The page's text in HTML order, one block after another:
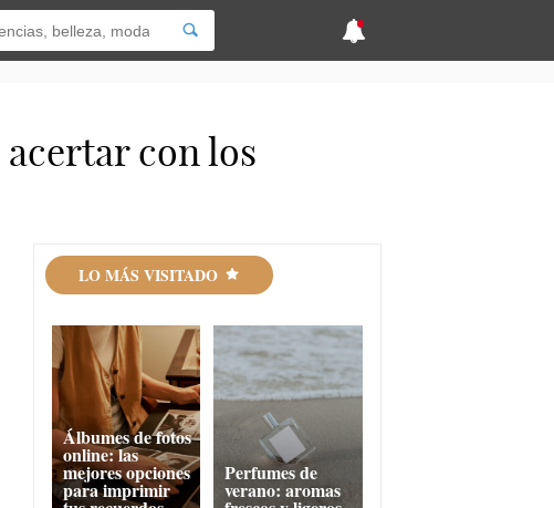
con los
LO MÁS VISITADO
Álbumes de fotos
online: las
mejores opciones
para imprimir
Perfumes de
verano: aromas